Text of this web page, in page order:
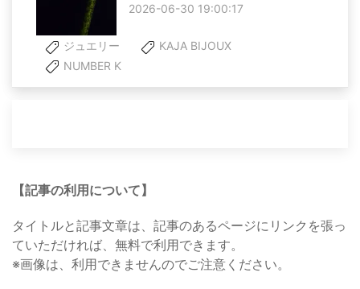
2026-06-30 19:00:17
ジュエリー
KAJA BIJOUX
NUMBER K
【記事の利用について】
タイトルと記事文章は、記事のあるページにリンクを張っ
ていただければ、無料で利用できます。
※画像は、利用できませんのでご注意ください。